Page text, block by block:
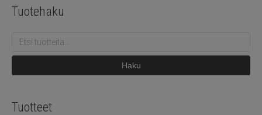
Tuotehaku
Etsi:
Haku
Tuotteet